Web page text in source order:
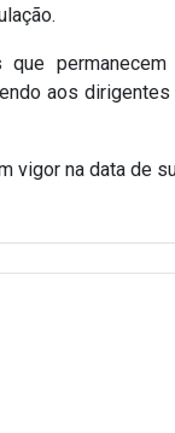
que
aos
vigor na data de